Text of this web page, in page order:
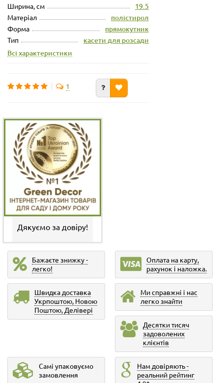
Ширина, см 19.5
Матеріал полістирол
Форма прямокутник
Тип
касети для розсади
Всі характеристики
1
Дякуємо за довіру!
Бажаєте знижку -
легко!
Оплата на карту,
рахунок і наложка.
Швидка доставка
Укрпоштою, Новою
Поштою, Делівері
Ми справжні і нас
легко знайти
Десятки тисяч
задоволених
клієнтів
Самі упаковуємо
замовлення
Нам довіряють -
реальний рейтинг